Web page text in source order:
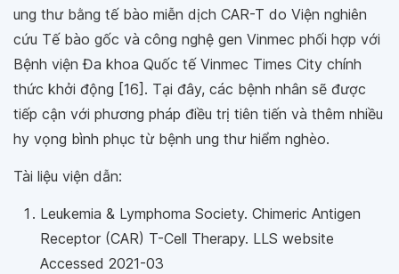
ung thư bằng tế bào miễn dịch CAR-T do Viện nghiên
cứu Tế bào gốc và công nghệ gen Vinmec phối hợp với
Bệnh viện Đa khoa Quốc tế Vinmec Times City chính
thức khởi động [16]. Tại đây, các bệnh nhân sẽ được
tiếp cận với phương pháp điều trị tiên tiến và thêm nhiều
hy vọng bình phục từ bệnh ung thư hiểm nghèo.
Tài liệu viện dẫn:
Leukemia & Lymphoma Society. Chimeric Antigen
Receptor (CAR) T-Cell Therapy. LLS website
Accessed 2021-03